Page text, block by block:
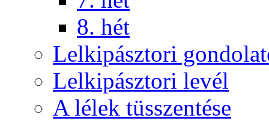
8. hét
Lelkipásztori
Lelkipásztori levél
A lélek tüsszentése